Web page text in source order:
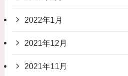
2022年1月
2021年12月
2021年11月